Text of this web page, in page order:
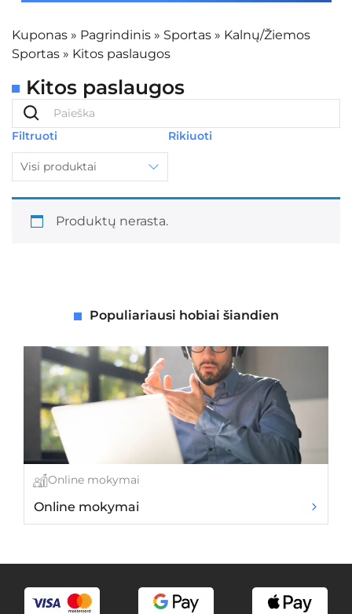
Kuponas » Pagrindinis » Sportas » Kalnų/Žiemos
Sportas » Kitos paslaugos
Kitos paslaugos
Filtruoti
Visi produktai
Rikiuoti
Produktų nerasta.
Populiariausi hobiai šiandien
Online mokymai
Online mokymai